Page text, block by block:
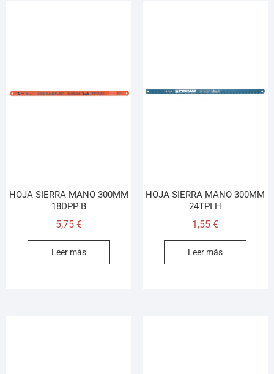
HOJA SIERRA MANO 300MM
18DPP B
5,75 €
Leer más
HOJA SIERRA MANO 300MM
24TPI H
1,55€
Leer más